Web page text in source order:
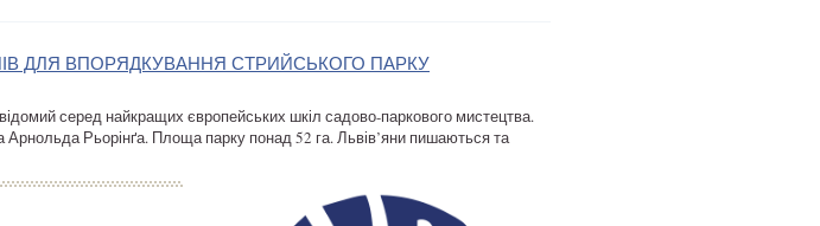
ДЛЯ ВПОРЯДКУВАННЯ СТРИЙСЬКОГО ПАРКУ
серед найкращих європейських шкіл садово-паркового мистецтва.
Арнольда Рьорінґа. Площа парку понад 52 га. Львів’яни пишаються та